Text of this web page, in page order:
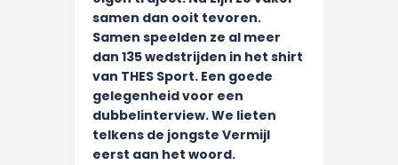
samen dan ooit tevoren.
Samen speelden ze al meer
dan 135 wedstrijden in het shirt
van THES Sport. Een goede
gelegenheid voor een
dubbelinterview. We lieten
telkens de jongste Vermijl
eerst aan het woord.